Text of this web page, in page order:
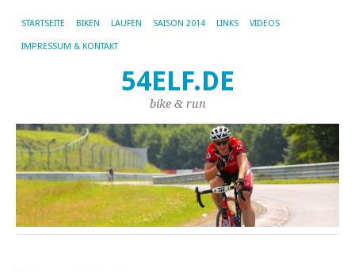
STARTSEITE BIKEN LAUFEN SAISON 2014 LINKS VIDEOS
IMPRESSUM & KONTAKT
54ELF.DE
bike & run